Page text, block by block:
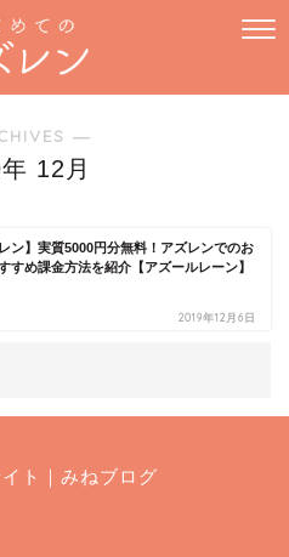
―
12月
レン】実質5000円分無料！アズレンでのお
すめ課金方法を紹介【アズールレーン】
2019年12月6日
ト｜みねブログ